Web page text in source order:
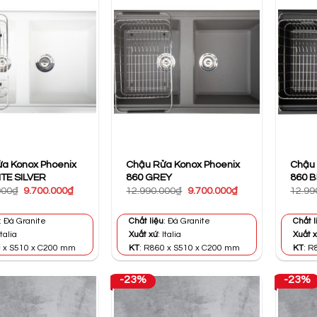
Konox Phoenix
SILVER
₫ Giá
12.990.000₫.
9.700.000₫Giá
Đá Granite
x S510 x C200 mm
Chậu Rửa Konox Phoenix
860 GREY
12.990.000₫ Giá
12.990.000₫.
9.700.000₫Giá
Chất liệu: Đá Granite
Xuất xứ: Italia
KT: R860 x S510 x C200 mm
Chậu
860
Chất
Xuất
KT:
-23% -23%